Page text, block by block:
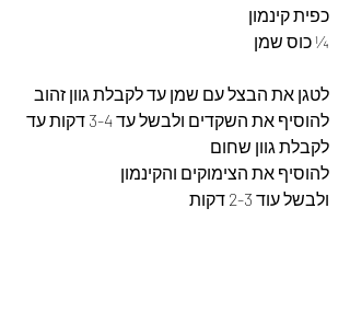
כפית קינמון
¼ כוס שמן
לטגן את הבצל עם שמן עד לקבלת גוון זהוב
להוסיף את השקדים ולבשל עד 3-4 דקות עד
לקבלת גוון שחום
להוסיף את הצימוקים והקינמון
ולבשל עוד 2-3 דקות